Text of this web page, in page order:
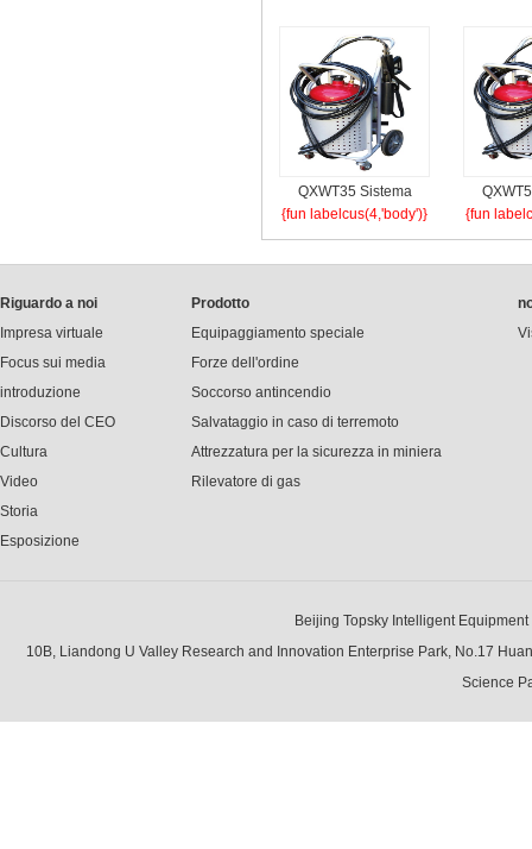
QXWT35 Sistema
water mist (carrello)
{fun labelcus(4,'body')}
water
{fun
Riguardo a noi
Impresa virtuale
Focus sui media
introduzione
Discorso del CEO
Cultura
Video
Storia
Esposizione
Prodotto
Equipaggiamento speciale
Forze dell'ordine
Soccorso antincendio
Salvataggio in caso di terremoto
Attrezzatura per la sicurezza in miniera
Rilevatore di gas
Beijing Topsky Intelligent
10B, Liandong U Valley Research and Innovation Enterprise Park, No.17
Science